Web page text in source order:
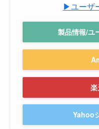
▶ユーザ
製品情報/ユ
Yahoo